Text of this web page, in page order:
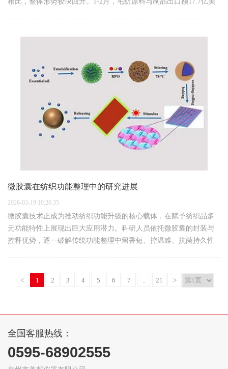
微胶囊在纺织功能整理中的研究进展
2026-03-19 10:26:35
微胶囊技术正成为推动纺织功能升级的核心载体，在赋予纺织品多
元功能特性上展现出巨大应用潜力。科研人员依托微胶囊的封装与
控释优势，逐一破解传统功能整理中留香短、控温难、抗菌持久性
<
1 2 3 4 5 6 7 21 >
全国客服热线：
0595-68902555